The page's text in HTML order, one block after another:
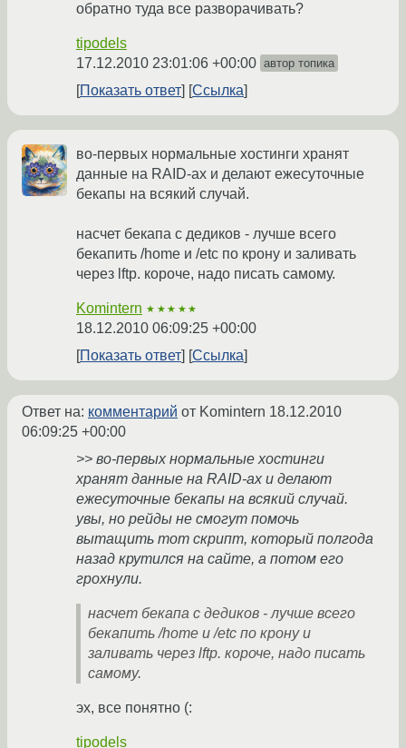
обратно туда все разворачивать?
tipodels
17.12.2010 23:01:06 +00:00 автор топика
Показать ответ Ссылка
во-первых нормальные хостинги хранят
данные на RAID-ах и делают ежесуточные
бекапы на всякий случай.
насчет бекапа с дедиков - лучше всего
бекапить /home и /etc по крону и заливать
через lftp. короче, надо писать самому.
Komintern ★★★★★
18.12.2010 06:09:25 +00:00
Показать ответ
Ссылка
Ответ на: комментарий от Komintern 18.12.2010
06:09:25 +00:00
>> во-первых нормальные хостинги
хранят данные на RAID-ах и делают
ежесуточные бекапы на всякий случай.
увы, но рейды не смогут помочь
вытащить тот скрипт, который полгода
назад крутился на сайте, а потом его
грохнули.
насчет бекапа с дедиков - лучше всего
бекапить /home и /etc по крону и
заливать через lftp. короче, надо писать
самому.
эх, все понятно (:
tipodels